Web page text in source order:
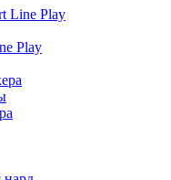
Line Play
Play